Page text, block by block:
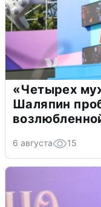
«Четырех
Шаляпин
6 августа 15